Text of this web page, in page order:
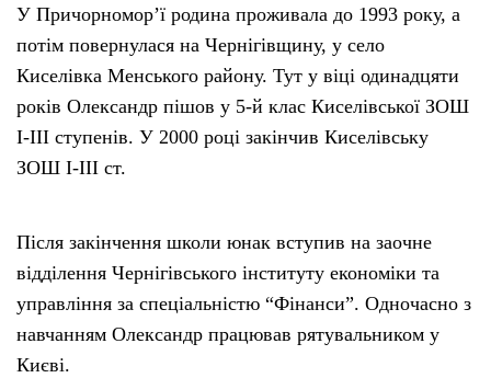
У Причорномор’ї родина проживала до 1993 року, а
потім повернулася на Чернігівщину, у село
Киселівка Менського району. Тут у віці одинадцяти
років Олександр пішов у 5-й клас Киселівської ЗОШ
І-ІІІ ступенів. У 2000 році закінчив Киселівську
ЗОШ І-ІІІ ст.
Після закінчення школи юнак вступив на заочне
відділення Чернігівського інституту економіки та
управління за спеціальністю “Фінанси”. Одночасно з
навчанням Олександр працював рятувальником у
Києві.